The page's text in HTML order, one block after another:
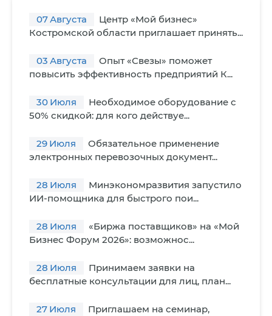
07Августа
Центр «Мой бизнес»
Костромской области приглашает принять...
03 Августа
Опыт «Свезы» поможет
повысить эффективность предприятий К...
30 Июля
Необходимое оборудование с
50% скидкой: для кого действуе...
29 Июля
Обязательное применение
электронных перевозочных документ...
28 Июля
Минэкономразвития запустило
ИИ-помощника для быстрого пои...
28 Июля
«Биржа поставщиков» на «Мой
Бизнес Форум 2026»: возможнос...
28 Июля
Принимаем заявки на
бесплатные консультации для лиц, план...
27 Июля
Приглашаем на семинар,